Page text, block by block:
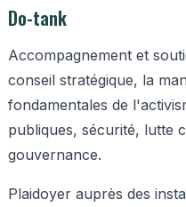
Do-tank
Accompagnement et
conseil stratégique, la
fondamentales de
publiques, sécurité, lutte
gouvernance.
Plaidoyer auprès des